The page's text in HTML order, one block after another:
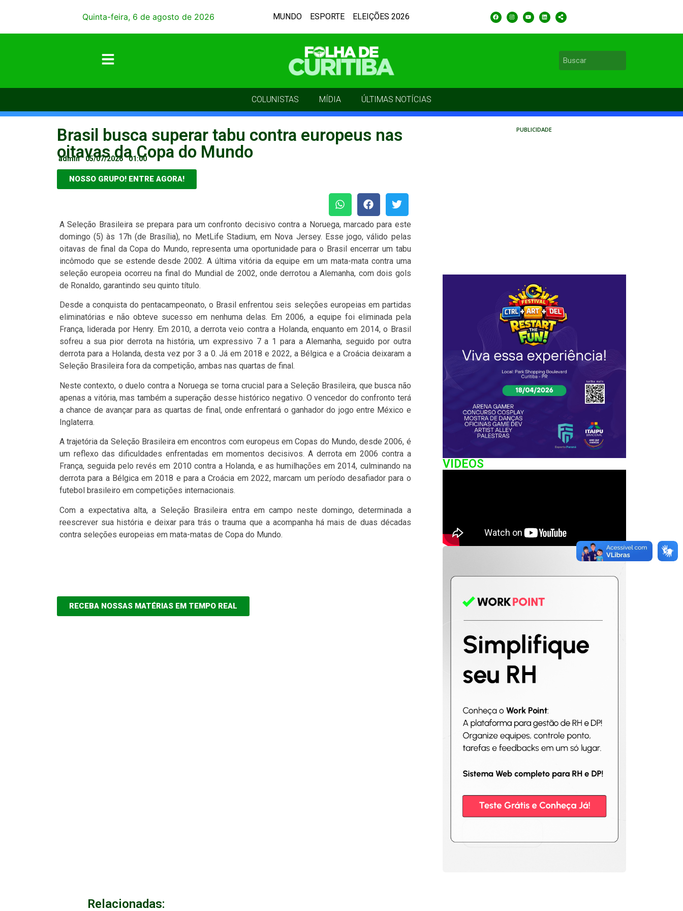
Quinta-feira, 6 de agosto de 2026 MUNDO ESPORTE ELEIÇÕES 2026
COLUNISTAS MÍDIA ÚLTIMAS NOTÍCIAS
Brasil busca superar tabu contra europeus nas
oitavas da Copa do Mundo
admin 05/07/2026 01:00
NOSSO GRUPO! ENTRE AGORA!
A Seleção Brasileira se prepara para um confronto decisivo contra a Noruega, marcado para este
domingo (5) às 17h (de Brasília), no MetLife Stadium, em Nova Jersey. Esse jogo, válido pelas
oitavas de final da Copa do Mundo, representa uma oportunidade para o Brasil encerrar um tabu
incômodo que se estende desde 2002. A última vitória da equipe em um mata-mata contra uma
seleção europeia ocorreu na final do Mundial de 2002, onde derrotou a Alemanha, com dois gols
de Ronaldo, garantindo seu quinto título.
Desde a conquista do pentacampeonato, o Brasil enfrentou seis seleções europeias em partidas
eliminatórias e não obteve sucesso em nenhuma delas. Em 2006, a equipe foi eliminada pela
França, liderada por Henry. Em 2010, a derrota veio contra a Holanda, enquanto em 2014, o Brasil
sofreu a sua pior derrota na história, um expressivo 7 a 1 para a Alemanha, seguido por outra
derrota para a Holanda, desta vez por 3 a 0. Já em 2018 e 2022, a Bélgica e a Croácia deixaram a
Seleção Brasileira fora da competição, ambas nas quartas de final.
Neste contexto, o duelo contra a Noruega se torna crucial para a Seleção Brasileira, que busca não
apenas a vitória, mas também a superação desse histórico negativo. O vencedor do confronto terá
a chance de avançar para as quartas de final, onde enfrentará o ganhador do jogo entre México e
Inglaterra.
A trajetória da Seleção Brasileira em encontros com europeus em Copas do Mundo, desde 2006, é
um reflexo das dificuldades enfrentadas em momentos decisivos. A derrota em 2006 contra a
França, seguida pelo revés em 2010 contra a Holanda, e as humilhações em 2014, culminando na
derrota para a Bélgica em 2018 e para a Croácia em 2022, marcam um período desafiador para o
futebol brasileiro em competições internacionais.
Com a expectativa alta, a Seleção Brasileira entra em campo neste domingo, determinada a
reescrever sua história e deixar para trás o trauma que a acompanha há mais de duas décadas
contra seleções europeias em mata-matas de Copa do Mundo.
RECEBA NOSSAS MATÉRIAS EM TEMPO REAL
PUBLICIDADE
VIDEOS
Relacionadas: